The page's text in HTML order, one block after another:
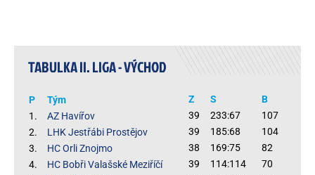
TABULKA II. LIGA - VÝCHOD
P Tým Z S
B
1.
AZ Havířov 39 233:67
107
2.
LHK Jestřábi Prostějov 39 185:68
104
3.
HC Orli Znojmo 38 169:75
82
4.
HC Bobři Valašské Meziříčí 39 114:114
70